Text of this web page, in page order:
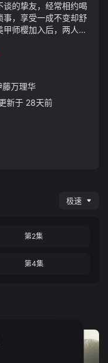
谈的挚友，经常相约喝
事，享受一成不变却舒
师樱加入后，两人逐
人？”更让她们无言以
35岁女性开始重新
生答案的旅程。
藤万理华
新于 28天前
极速
第2集
第4集